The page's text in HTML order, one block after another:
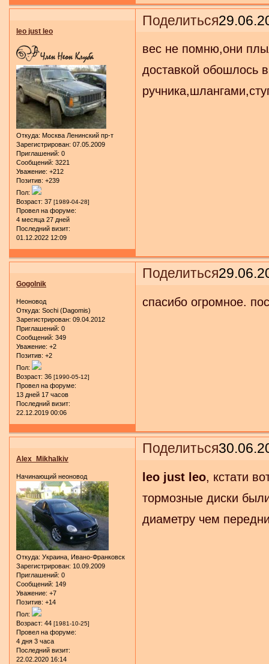
Поделиться
leo just leo
Откуда: Москва Ленинский пр-т
Зарегистрирован: 07.05.2009
Приглашений: 0
Сообщений: 3221
Уважение: +212
Позитив: +239
Пол:
Возраст: 37 [1989-04-28]
Провел на форуме:
4 месяца 27 дней
Последний визит:
01.12.2022 12:09
вес не помню,они
доставкой обошлось
Поделиться
Gogolnik
Неоновод
Откуда: Sochi (Dagomis)
Зарегистрирован: 09.04.2012
Приглашений: 0
Сообщений: 349
Уважение: +2
Позитив: +2
Пол:
Возраст: 36 [1990-05-12]
Провел на форуме:
13 дней 17 часов
Последний визит:
22.12.2019 00:06
спасибо огромное.
Поделиться
Alex_Mikhalkiv
Начинающий неоновод
Откуда: Украина, Ивано-Франковск
Зарегистрирован: 10.09.2009
Приглашений: 0
Сообщений: 149
Уважение: +7
Позитив: +14
Пол:
Возраст: 44 [1981-10-25]
Провел на форуме:
4 дня 3 часа
Последний визит:
22.02.2020 16:14
leo just leo, кстати
тормозные диски
диаметру чем